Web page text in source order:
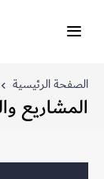
الصفحة الرئيسية
المشاريع